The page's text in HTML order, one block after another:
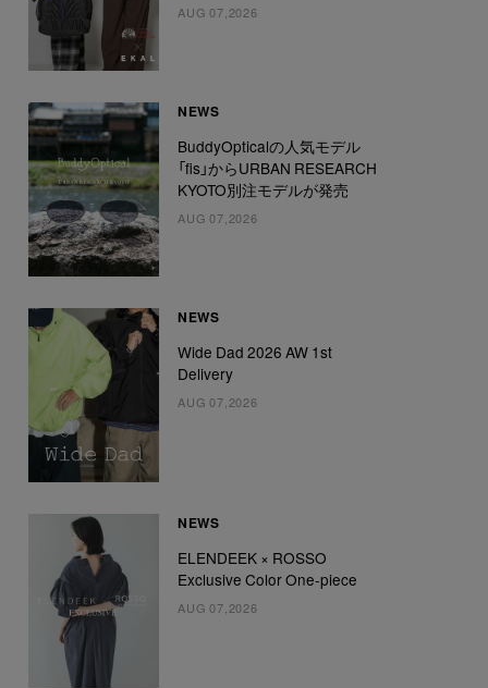
AUG 07,2026
NEWS
BuddyOpticalの人気モデル
「fis」からURBAN RESEARCH
KYOTO別注モデルが発売
AUG 07,2026
NEWS
Wide Dad 2026 AW 1st
Delivery
AUG 07,2026
NEWS
ELENDEEK × ROSSO
Exclusive Color One-piece
AUG 07,2026